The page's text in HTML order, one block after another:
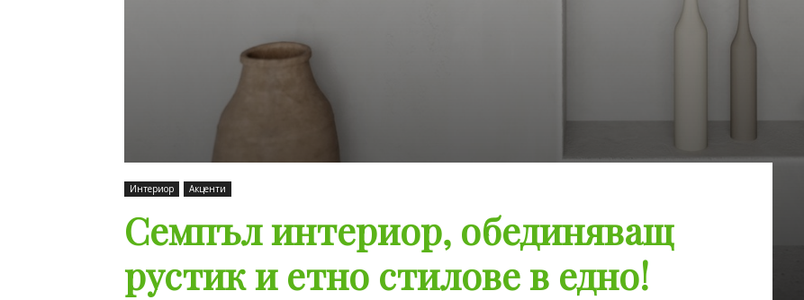
Интериор Акценти
Семпъл интериор, обединяващ
рустик и етно стилове в едно!